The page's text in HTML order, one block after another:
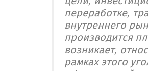
переработке,
внутреннего
производится
возникает,
рамках этого